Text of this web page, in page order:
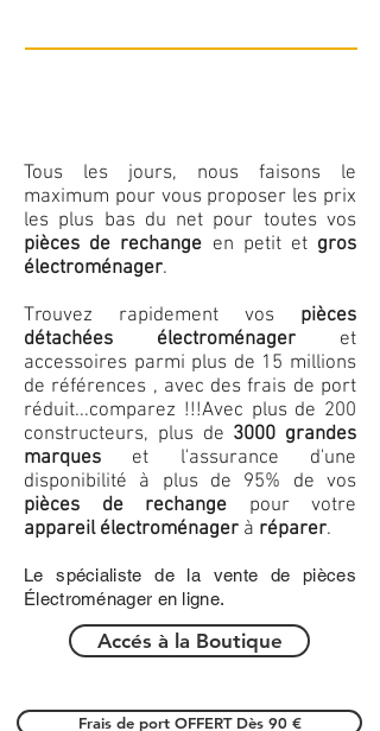
Tous les jours, nous faisons le
maximum pour vous proposer les prix
les plus bas du net pour toutes vos
pièces de rechange en petit et gros
électroménager.
Trouvez rapidement vos pièces
détachées électroménager et
accessoires parmi plus de 15 millions
de références , avec des frais de port
réduit...comparez !!!Avec plus de 200
constructeurs, plus de 3000 grandes
marques et l'assurance d'une
disponibilité à plus de 95% de vos
pièces de rechange pour votre
appareil électroménager à réparer.
Le spécialiste de la vente de pièces
Électroménager en ligne.
Accés à la Boutique
Frais de port OFFERT Dès 90 €